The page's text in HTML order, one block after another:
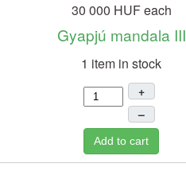
30 000 HUFeach
Gyapjú mandala III
1 item in stock
+
–
Add to cart